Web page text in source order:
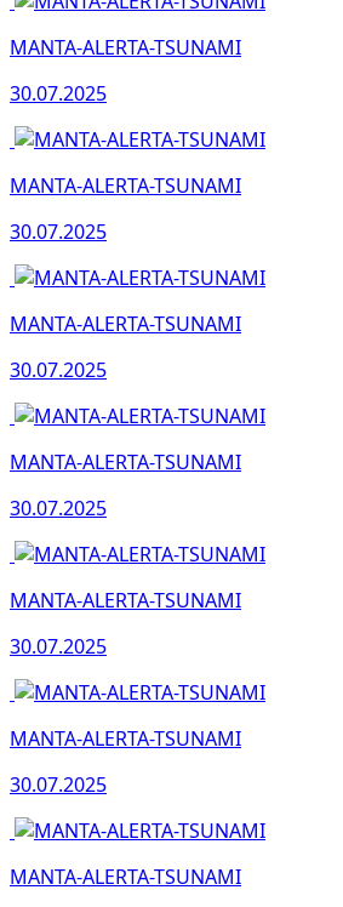
MANTA-ALERTA-TSUNAMI
30.07.2025
MANTA-ALERTA-TSUNAMI
30.07.2025
MANTA-ALERTA-TSUNAMI
30.07.2025
MANTA-ALERTA-TSUNAMI
30.07.2025
MANTA-ALERTA-TSUNAMI
30.07.2025
MANTA-ALERTA-TSUNAMI
30.07.2025
MANTA-ALERTA-TSUNAMI